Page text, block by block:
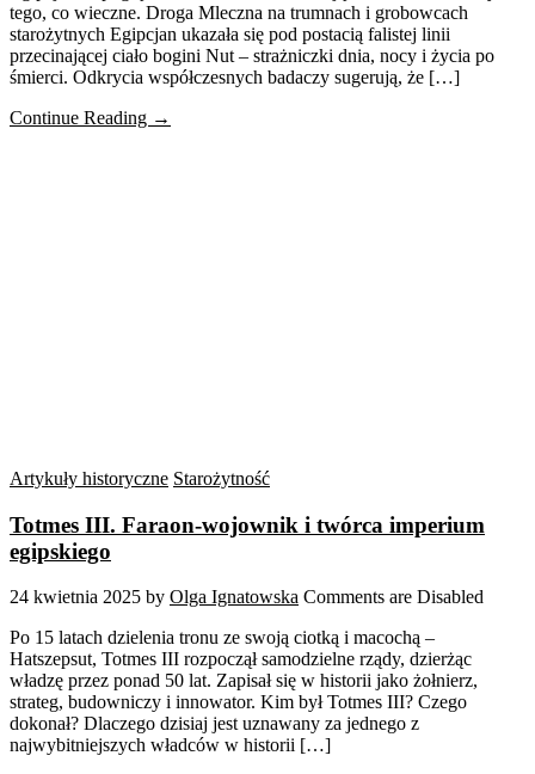
tego, co wieczne. Droga Mleczna na trumnach i grobowcach
starożytnych Egipcjan ukazała się pod postacią falistej linii
przecinającej ciało bogini Nut – strażniczki dnia, nocy i życia po
śmierci. Odkrycia współczesnych badaczy sugerują, że […]
Continue Reading →
Artykuły historyczne Starożytność
Totmes III. Faraon-wojownik i twórca imperium
egipskiego
24 kwietnia 2025 by Olga Ignatowska Comments are Disabled
Po 15 latach dzielenia tronu ze swoją ciotką i macochą –
Hatszepsut, Totmes III rozpoczął samodzielne rządy, dzierżąc
władzę przez ponad 50 lat. Zapisał się w historii jako żołnierz,
strateg, budowniczy i innowator. Kim był Totmes III? Czego
dokonał? Dlaczego dzisiaj jest uznawany za jednego z
najwybitniejszych władców w historii […]